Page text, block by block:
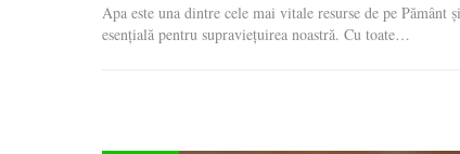
Apa este una dintre cele mai vitale resurse de pe Pământ
esențială pentru supraviețuirea noastră. Cu toate…